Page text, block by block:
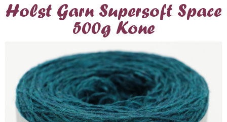
Holst Garn Supersoft Space
500g Kone